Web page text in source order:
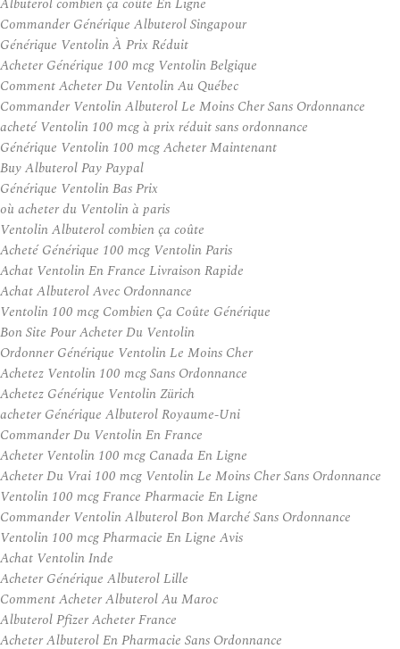
Commander Générique Albuterol Singapour
Générique Ventolin À Prix Réduit
Acheter Générique 100 mcg Ventolin Belgique
Comment Acheter Du Ventolin Au Québec
Commander Ventolin Albuterol Le Moins Cher Sans Ordonnance
acheté Ventolin 100 mcg à prix réduit sans ordonnance
Générique Ventolin 100 mcg Acheter Maintenant
Buy Albuterol Pay Paypal
Générique Ventolin Bas Prix
où acheter du Ventolin à paris
Ventolin Albuterol combien ça coûte
Acheté Générique 100 mcg Ventolin Paris
Achat Ventolin En France Livraison Rapide
Achat Albuterol Avec Ordonnance
Ventolin 100 mcg Combien Ça Coûte Générique
Bon Site Pour Acheter Du Ventolin
Ordonner Générique Ventolin Le Moins Cher
Achetez Ventolin 100 mcg Sans Ordonnance
Achetez Générique Ventolin Zürich
acheter Générique Albuterol Royaume-Uni
Commander Du Ventolin En France
Acheter Ventolin 100 mcg Canada En Ligne
Acheter Du Vrai 100 mcg Ventolin Le Moins Cher Sans Ordonnance
Ventolin 100 mcg France Pharmacie En Ligne
Commander Ventolin Albuterol Bon Marché Sans Ordonnance
Ventolin 100 mcg Pharmacie En Ligne Avis
Achat Ventolin Inde
Acheter Générique Albuterol Lille
Comment Acheter Albuterol Au Maroc
Albuterol Pfizer Acheter France
Acheter Albuterol En Pharmacie Sans Ordonnance